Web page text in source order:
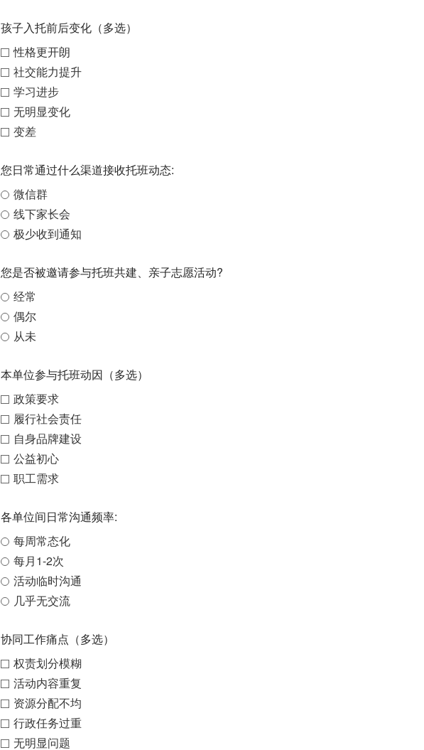
孩子入托前后变化（多选）
性格更开朗
社交能力提升
学习进步
无明显变化
变差
您日常通过什么渠道接收托班动态:
微信群
线下家长会
极少收到通知
您是否被邀请参与托班共建、亲子志愿活动?
经常
偶尔
从未
本单位参与托班动因（多选）
政策要求
履行社会责任
自身品牌建设
公益初心
职工需求
各单位间日常沟通频率:
每周常态化
每月1-2次
活动临时沟通
几乎无交流
协同工作痛点（多选）
权责划分模糊
活动内容重复
资源分配不均
行政任务过重
无明显问题